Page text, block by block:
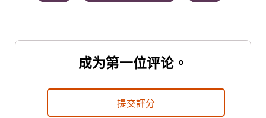
成为第一位评论。
提交評分